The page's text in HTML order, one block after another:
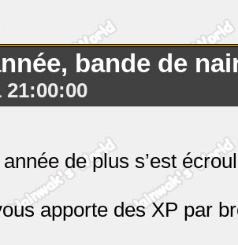
bande de
21:00:00
de plus s’est
apporte des XP par